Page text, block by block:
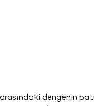
dengenin